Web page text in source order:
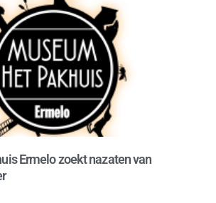
Ermelo zoekt nazaten van